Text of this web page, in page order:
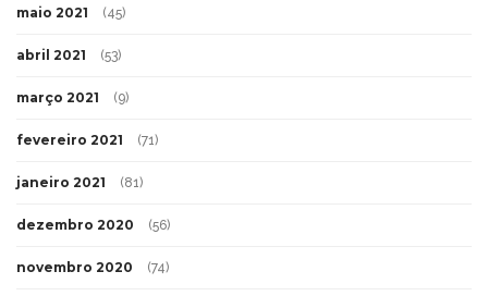
maio 2021 (45)
abril 2021 (53)
março 2021 (9)
fevereiro 2021 (71)
janeiro 2021 (81)
dezembro 2020 (56)
novembro 2020 (74)